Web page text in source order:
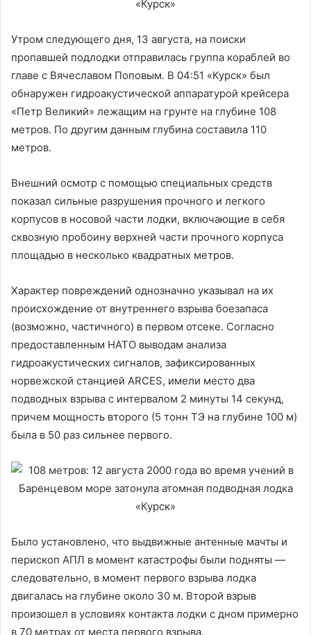
Утром следующего дня, 13 августа, на поиски
пропавшей подлодки отправилась группа кораблей во
главе с Вячеславом Поповым. В 04:51 «Курск» был
обнаружен гидроакустической аппаратурой крейсера
«Петр Великий» лежащим на грунте на глубине 108
метров. По другим данным глубина составила 110
метров.
Внешний осмотр с помощью специальных средств
показал сильные разрушения прочного и легкого
корпусов в носовой части лодки, включающие в себя
сквозную пробоину верхней части прочного корпуса
площадью в несколько квадратных метров.
Характер повреждений однозначно указывал на их
происхождение от внутреннего взрыва боезапаса
(возможно, частичного) в первом отсеке. Согласно
предоставленным НАТО выводам анализа
гидроакустических сигналов, зафиксированных
норвежской станцией ARCES, имели место два
подводных взрыва с интервалом 2 минуты 14 секунд,
причем мощность второго (5 тонн ТЭ на глубине 100 м)
была в 50 раз сильнее первого.
Было установлено, что выдвижные антенные мачты и
перископ АПЛ в момент катастрофы были подняты —
следовательно, в момент первого взрыва лодка
двигалась на глубине около 30 м. Второй взрыв
произошел в условиях контакта лодки с дном примерно
в 70 метрах от места первого взрыва.